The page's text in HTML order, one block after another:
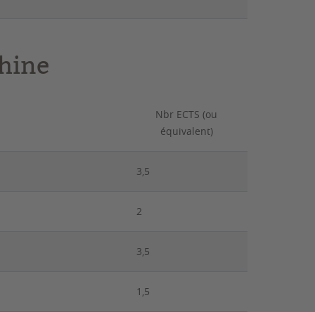
Nbr ECTS (ou
équivalent)
3,5
2
3,5
1,5